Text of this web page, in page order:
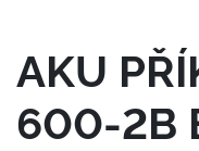
AKU
600-2B